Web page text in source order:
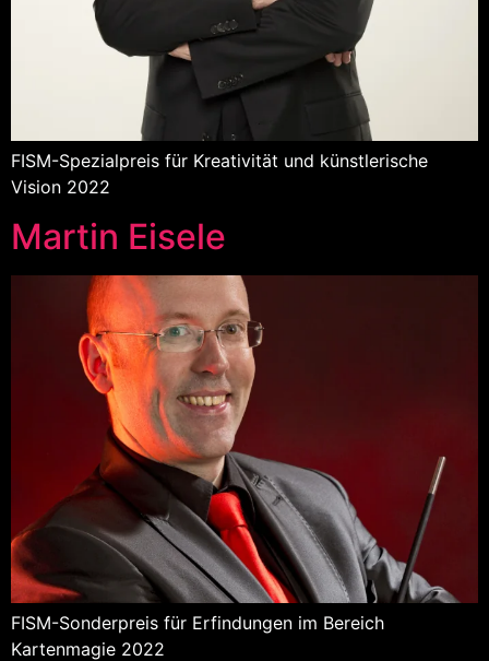
FISM-Spezialpreis für Kreativität und künstlerische
Vision 2022
Martin Eisele
FISM-Sonderpreis für Erfindungen im Bereich
Kartenmagie 2022